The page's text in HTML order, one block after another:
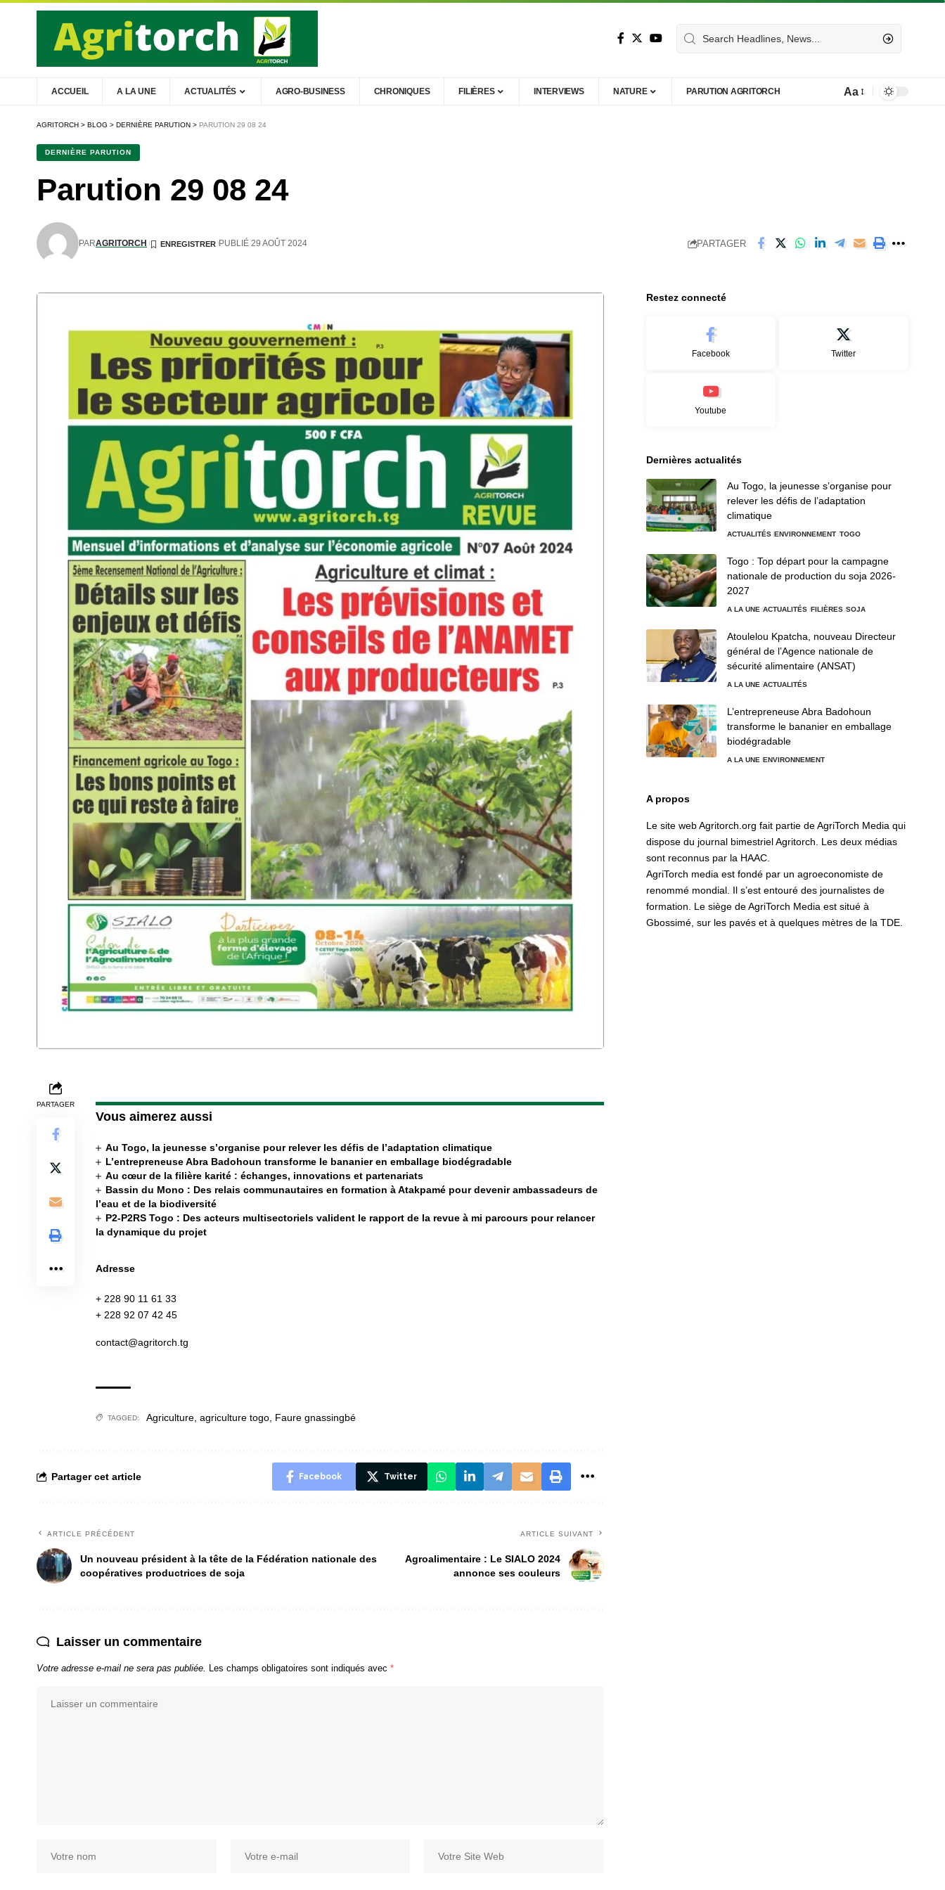
ACCUEIL A LA UNE ACTUALITÉS AGRO-BUSINESS CHRONIQUES FILIÈRES INTERVIEWS NATURE PARUTION AGRITORCH Aa
AGRITORCH > BLOG > DERNIÈRE PARUTION > PARUTION 29 08 24
DERNIÈRE PARUTION
Parution 29 08 24
PARAGRITORCH PUBLIÉ 29 AOÛT 2024 PARTAGER
PARTAGER
Vous aimerez aussi
Au Togo, la jeunesse s’organise pour relever les défis de l’adaptation climatique
L’entrepreneuse Abra Badohoun transforme le bananier en emballage biodégradable
Au cœur de la filière karité : échanges, innovations et partenariats
Bassin du Mono : Des relais communautaires en formation à Atakpamé pour devenir ambassadeurs de
l’eau et de la biodiversité
P2-P2RS Togo : Des acteurs multisectoriels valident le rapport de la revue à mi parcours pour relancer
la dynamique du projet
Adresse
+ 228 90 11 61 33
+ 228 92 07 42 45
contact@agritorch.tg
TAGGED: Agriculture agriculture togo Faure gnassingbé
Partager cet article Facebook Twitter
ARTICLE PRÉCÉDENT
Un nouveau président à la tête de la Fédération nationale des
coopératives productrices de soja
ARTICLE SUIVANT
Agroalimentaire : Le SIALO 2024
annonce ses couleurs
Laisser un commentaire
Votre adresse e-mail ne sera pas publiée. Les champs obligatoires sont indiqués avec *
Restez connecté
Facebook Twitter
Youtube
Dernières actualités
Au Togo, la jeunesse s’organise pour
relever les défis de l’adaptation
climatique
ACTUALITÉS ENVIRONNEMENT TOGO
Togo : Top départ pour la campagne
nationale de production du soja 2026-
2027
A LA UNE ACTUALITÉS FILIÈRES SOJA
Atoulelou Kpatcha, nouveau Directeur
général de l’Agence nationale de
sécurité alimentaire (ANSAT)
A LA UNE ACTUALITÉS
L’entrepreneuse Abra Badohoun
transforme le bananier en emballage
biodégradable
A LA UNE ENVIRONNEMENT
A propos
Le site web Agritorch.org fait partie de AgriTorch Media qui
dispose du journal bimestriel Agritorch. Les deux médias
sont reconnus par la HAAC.
AgriTorch media est fondé par un agroeconomiste de
renommé mondial. Il s’est entouré des journalistes de
formation. Le siège de AgriTorch Media est situé à
Gbossimé, sur les pavés et à quelques mètres de la TDE.